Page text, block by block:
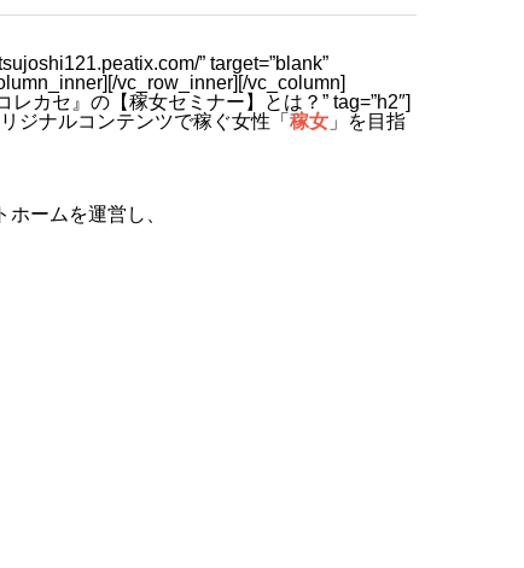
” target=”blank”
vc_row_inner][/vc_column]
カセ』の【稼女セミナー】とは？” tag=”h2″]
ジナルコンテンツで稼ぐ女性「 稼女 」を目指
ームを運営し、